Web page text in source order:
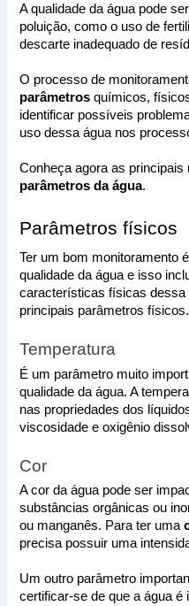
A qualidade da água pode
poluição, como o uso de
descarte inadequado de
O processo de
parâmetros químicos,
identificar possíveis
uso dessa água nos
Conheça agora as
parâmetros da água.
Parâmetros físicos
Ter um bom monitoramento
qualidade da água e isso
características físicas dessa
principais parâmetros físicos.
Temperatura
É um parâmetro muito
qualidade da água. A
nas propriedades dos
viscosidade e oxigênio
Cor
A cor da água pode ser
substâncias orgânicas ou
ou manganês. Para ter uma
precisa possuir uma
Um outro parâmetro
certificar-se de que a água